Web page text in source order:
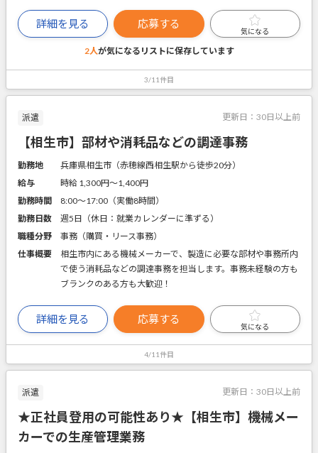
詳細を見る 応募する
気になる
2人が気になるリストに保存しています
3/11件目
派遣 更新日： 30日以上前
【相生市】部材や消耗品などの調達事務
勤務地
兵庫県相生市（赤穂線西相生駅から徒歩20分）
給与
時給 1,300円〜1,400円
勤務時間
8:00～17:00（実働8時間）
勤務日数
週5日（休日：就業カレンダーに準ずる）
職種分野
事務（購買・リース事務）
仕事概要
相生市内にある機械メーカーで、製造に必要な部材や事務所内
で使う消耗品などの調達事務を担当します。事務未経験の方も
ブランクのある方も大歓迎！
詳細を見る 応募する
気になる
4/11件目
派遣 更新日： 30日以上前
★正社員登用の可能性あり★【相生市】機械メー
カーでの生産管理業務